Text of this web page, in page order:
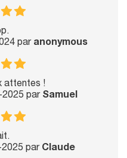
par anonymous
attentes !
par Samuel
par Claude